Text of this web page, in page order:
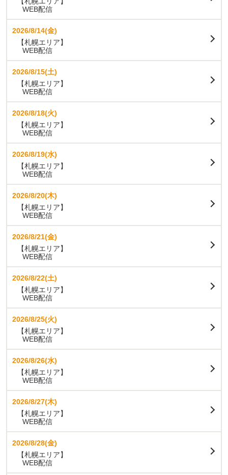
WEB配信
2026/8/14(金)
【札幌エリア】
WEB配信
2026/8/15(土)
【札幌エリア】
WEB配信
2026/8/18(火)
【札幌エリア】
WEB配信
2026/8/19(水)
【札幌エリア】
WEB配信
2026/8/20(木)
【札幌エリア】
WEB配信
2026/8/21(金)
【札幌エリア】
WEB配信
2026/8/22(土)
【札幌エリア】
WEB配信
2026/8/25(火)
【札幌エリア】
WEB配信
2026/8/26(水)
【札幌エリア】
WEB配信
2026/8/27(木)
【札幌エリア】
WEB配信
2026/8/28(金)
【札幌エリア】
WEB配信